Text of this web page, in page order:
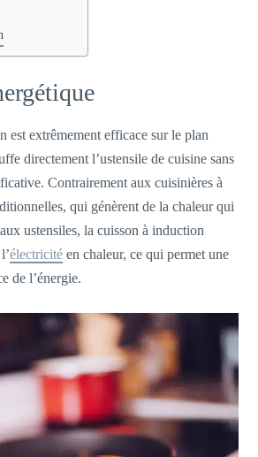
est extrêmement efficace sur le plan
directement l’ustensile de cuisine sans
Contrairement aux cuisinières à
qui génèrent de la chaleur qui
ustensiles, la cuisson à induction
électricité en chaleur, ce qui permet une
de l’énergie.